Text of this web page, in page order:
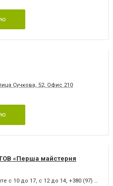
Сучкова, 52, Офис 210
«Перша майстерня
с 10 до 17, с 12 до 14, +380 (97) 162-28-57